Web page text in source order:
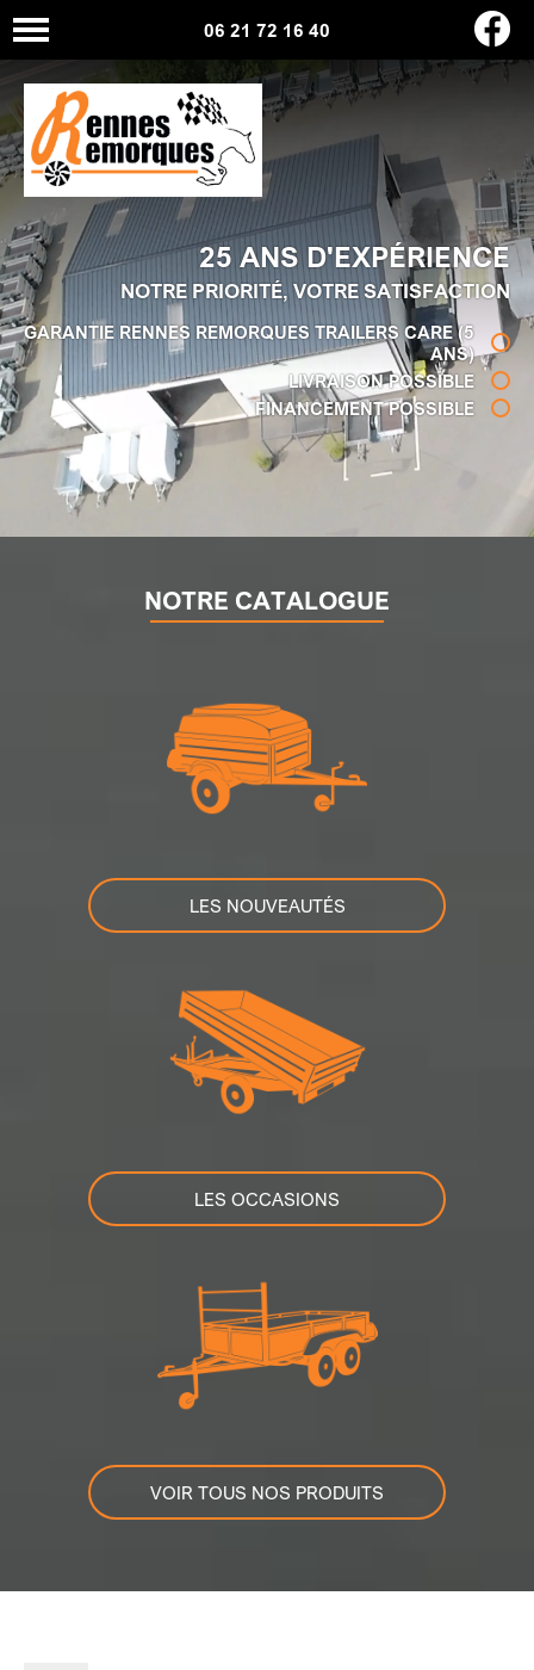
06 21 72 16 40
25 ANS D'EXPÉRIENCE
NOTRE PRIORITÉ, VOTRE SATISFACTION
GARANTIE RENNES REMORQUES TRAILERS CARE (5
ANS)
LIVRAISON POSSIBLE
FINANCEMENT POSSIBLE
NOTRE CATALOGUE
LES NOUVEAUTÉS
LES OCCASIONS
VOIR TOUS NOS PRODUITS